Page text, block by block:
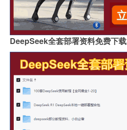
DeepSeek全套部署资料免费下载